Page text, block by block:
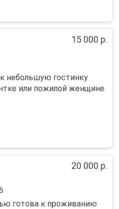
15 000 р.
небольшую гостинку.
или пожилой женщине.
20 000 р.
готова к проживанию